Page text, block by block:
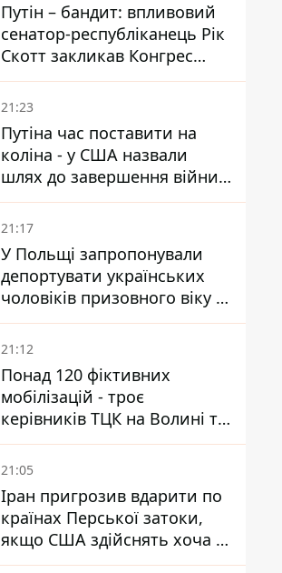
Путін – бандит: впливовий
сенатор-республіканець Рік
Скотт закликав Конгрес
притягнути РФ до
відповідальності за війну в
Україні
21:23
Путіна час поставити на
коліна - у США назвали
шлях до завершення війни -
National Security Journal
21:17
У Польщі запропонували
депортувати українських
чоловіків призовного віку -
кого це може торкнутися
21:12
Понад 120 фіктивних
мобілізацій - троє
керівників ТЦК на Волині та
Буковині отримали підозри
за фейкові звіти
21:05
Іран пригрозив вдарити по
країнах Перської затоки,
якщо США здійснять хоча б
одну атаку - Reuters